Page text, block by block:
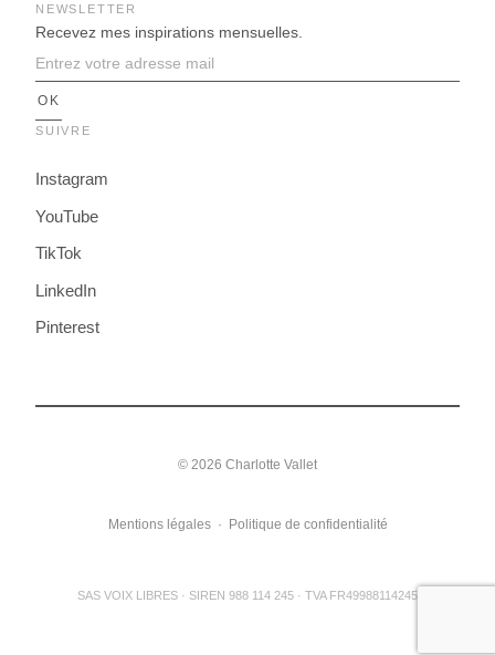
NEWSLETTER
Recevez mes inspirations mensuelles.
SUIVRE
Instagram
YouTube
TikTok
LinkedIn
Pinterest
© 2026 Charlotte Vallet
Mentions légales· Politique de confidentialité
SAS VOIX LIBRES · SIREN 988 114 245 · TVA FR49988114245